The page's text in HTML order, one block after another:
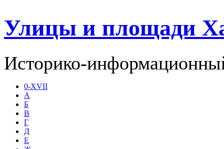
Улицы и площади
Историко-
0-XVII
А
Б
В
Г
Д
Е